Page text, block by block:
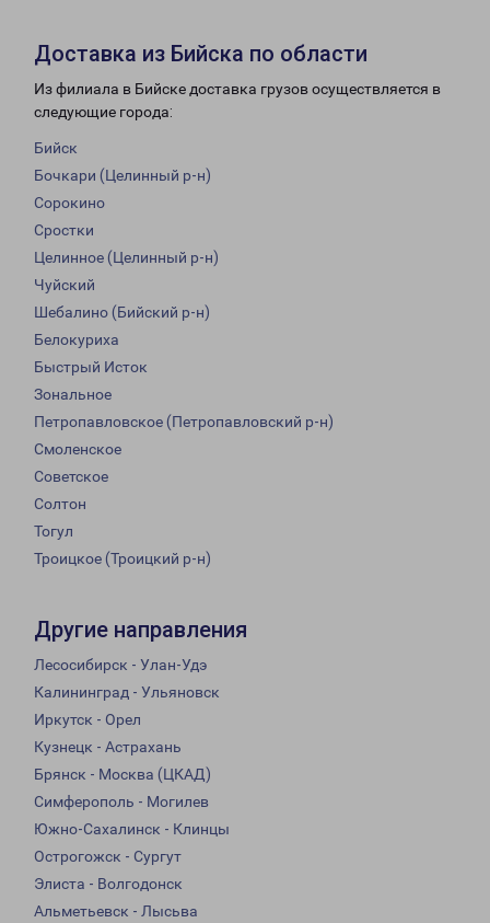
Доставка из Бийска по области
Из филиала в Бийске доставка грузов осуществляется в
следующие города:
Бийск
Бочкари (Целинный р-н)
Сорокино
Сростки
Целинное (Целинный р-н)
Чуйский
Шебалино (Бийский р-н)
Белокуриха
Быстрый Исток
Зональное
Петропавловское (Петропавловский р-н)
Смоленское
Советское
Солтон
Тогул
Троицкое (Троицкий р-н)
Другие направления
Лесосибирск - Улан-Удэ
Калининград - Ульяновск
Иркутск - Орел
Кузнецк - Астрахань
Брянск - Москва (ЦКАД)
Симферополь - Могилев
Южно-Сахалинск - Клинцы
Острогожск - Сургут
Элиста - Волгодонск
Альметьевск - Лысьва